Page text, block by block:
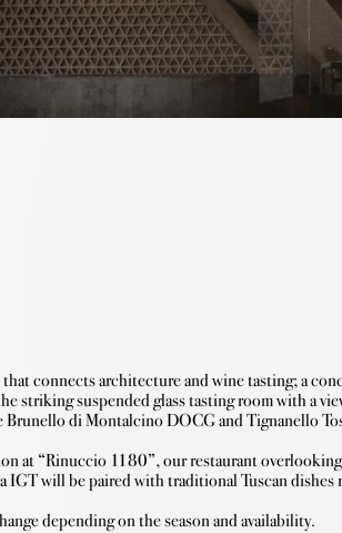
striking suspended glass tasting room with a
Brunello di Montalcino DOCG and Tignanello
at “Rinuccio 1180”, our restaurant
IGT will be paired with traditional Tuscan
depending on the season and availability.